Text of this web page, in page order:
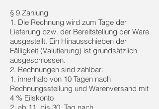
§ 9 Zahlung
1. Die Rechnung wird zum Tage der
Lieferung bzw. der Bereitstellung der Ware
ausgestellt. Ein Hinausschieben der
Fälligkeit (Valutierung) ist grundsätzlich
ausgeschlossen.
2. Rechnungen sind zahlbar:
1. innerhalb von 10 Tagen nach
Rechnungsstellung und Warenversand mit
4 % Eilskonto